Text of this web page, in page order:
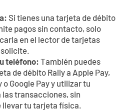
Si tienes una tarjeta de débito
pagos sin contacto, solo
en el lector de tarjetas
solicite.
teléfono: También puedes
de débito Rally a Apple Pay,
o Google Pay y utilizar tu
las transacciones, sin
llevar tu tarjeta física.